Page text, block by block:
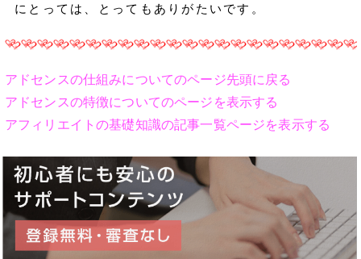
にとっては、とってもありがたいです。
アドセンスの仕組みについてのページ先頭に戻る
アドセンスの特徴についてのページ を表示する
アフィリエイトの基礎知識の記事一覧ページを表示する